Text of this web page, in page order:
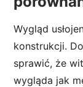
Wygląd
konstrukcji.
sprawić, że
wygląda jak